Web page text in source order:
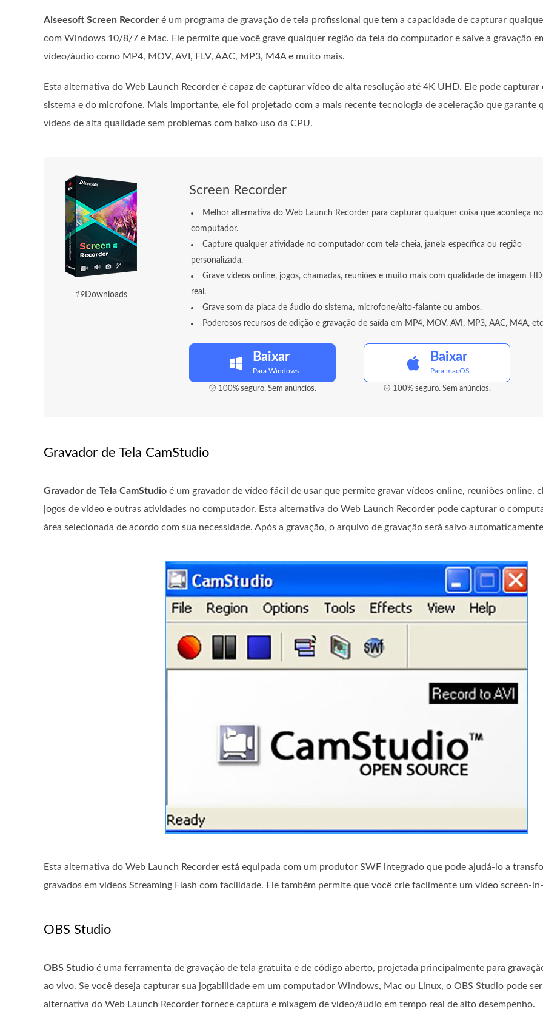
Aiseesoft Screen Recorder é um programa de gravação de tela profissional que tem a capacidade de capturar
com Windows 10/8/7 e Mac. Ele permite que você grave qualquer região da tela do computador e salve a gravação
vídeo/áudio como MP4, MOV, AVI, FLV, AAC, MP3, M4A e muito mais.
Esta alternativa do Web Launch Recorder é capaz de capturar vídeo de alta resolução até 4K UHD. Ele pode capturar
sistema e do microfone. Mais importante, ele foi projetado com a mais recente tecnologia de aceleração que garante
vídeos de alta qualidade sem problemas com baixo uso da CPU.
23Downloads
Screen Recorder
Melhor alternativa do Web Launch Recorder para capturar qualquer coisa que aconteça no
computador.
Capture qualquer atividade no computador com tela cheia, janela específica ou região
personalizada.
Grave vídeos online, jogos, chamadas, reuniões e muito mais com qualidade de imagem HD
real.
Grave som da placa de áudio do sistema, microfone/alto-falante ou ambos.
Poderosos recursos de edição e gravação de saída em MP4, MOV, AVI, MP3, AAC, M4A,
Baixar
Para Windows
100% seguro. Sem anúncios.
Baixar
Para macOS
100% seguro. Sem anúncios.
Gravador de Tela CamStudio
Gravador de Tela CamStudio é um gravador de vídeo fácil de usar que permite gravar vídeos online, reuniões online,
jogos de vídeo e outras atividades no computador. Esta alternativa do Web Launch Recorder pode capturar o
área selecionada de acordo com sua necessidade. Após a gravação, o arquivo de gravação será salvo
Esta alternativa do Web Launch Recorder está equipada com um produtor SWF integrado que pode ajudá-lo a
gravados em vídeos Streaming Flash com facilidade. Ele também permite que você crie facilmente um vídeo screen-
OBS Studio
OBS Studio é uma ferramenta de gravação de tela gratuita e de código aberto, projetada principalmente para
ao vivo. Se você deseja capturar sua jogabilidade em um computador Windows, Mac ou Linux, o OBS Studio pode
alternativa do Web Launch Recorder fornece captura e mixagem de vídeo/áudio em tempo real de alto desempenho.